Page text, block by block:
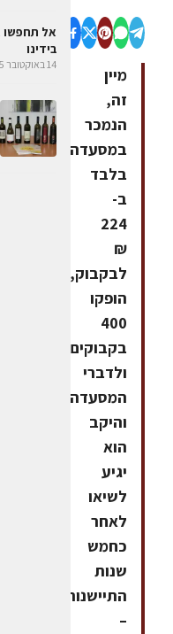
מיין
זה,
הנמכר
במסעדה
בלבד
ב-
224
₪
לבקבוק,
הופקו
400
בקבוקים,
ולדברי
המסעדה
והיקב
הוא
יגיע
לשיאו
לאחר
כחמש
שנות
התיישנות
–
בידינו
14 באוקטובר 2005